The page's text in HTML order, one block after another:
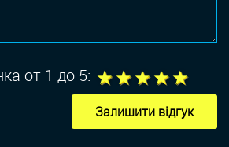
от 1 до 5: 4
3
2
1
Залишити відгук